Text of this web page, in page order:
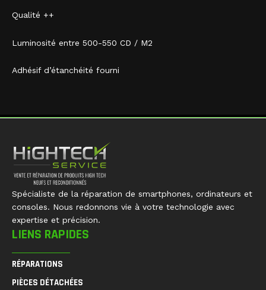
Qualité ++
Luminosité entre 500-550 CD / M2
Adhésif d’étanchéité fourni
Spécialiste de la réparation de smartphones, ordinateurs et
consoles. Nous redonnons vie à votre technologie avec
expertise et précision.
LIENS RAPIDES
RÉPARATIONS
PIÈCES DÉTACHÉES